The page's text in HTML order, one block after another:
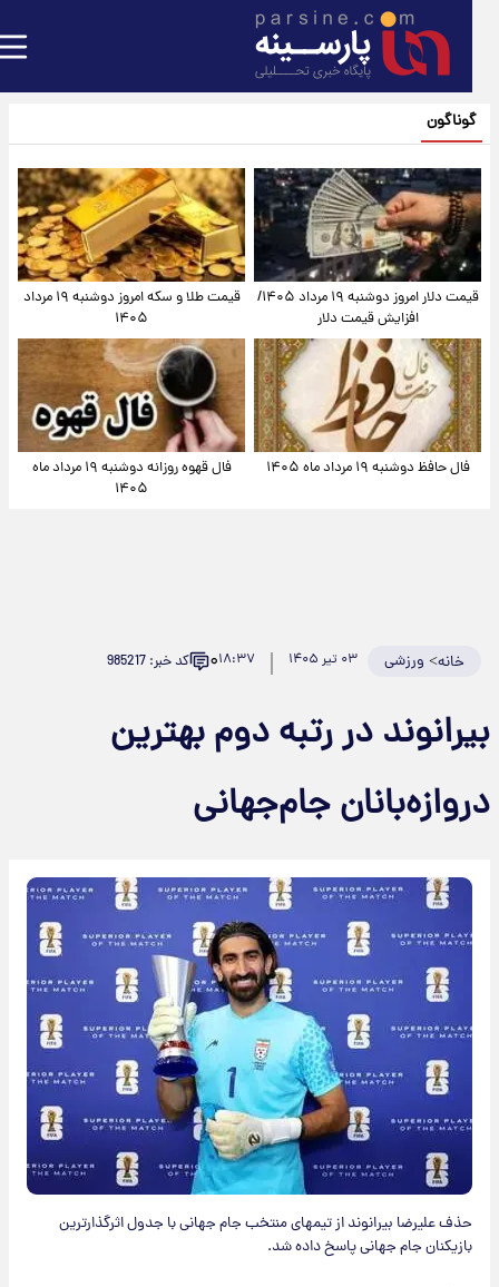
گوناگون
قیمت دلار امروز دوشنبه ۱۹ مرداد ۱۴۰۵/
افزایش قیمت دلار
قیمت طلا و سکه امروز دوشنبه ۱۹ مرداد
۱۴۰۵
فال حافظ دوشنبه ۱۹ مرداد ماه ۱۴۰۵
فال قهوه روزانه دوشنبه ۱۹ مرداد ماه
۱۴۰۵
خانه>ورزشی ۰۳ تیر ۱۴۰۵ ۱۸:۳۷۰ کد خبر: 985217
در رتبه دوم بهترین
جام‌جهانی
حذف علیرضا بیرانوند از تیمهای منتخب جام جهانی با جدول اثرگذارترین
بازیکنان جام جهانی پاسخ داده شد.